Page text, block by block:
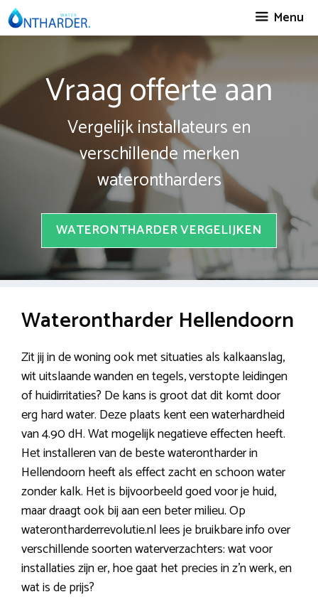
Spring
naar
Menu
Vraag offerte aan
Vergelijk installateurs en
verschillende merken
waterontharders
WATERONTHARDER VERGELIJKEN
Waterontharder Hellendoorn
Zit jij in de woning ook met situaties als kalkaanslag,
wit uitslaande wanden en tegels, verstopte leidingen
of huidirritaties? De kans is groot dat dit komt door
erg hard water. Deze plaats kent een waterhardheid
van 4.90 dH. Wat mogelijk negatieve effecten heeft.
Het installeren van de beste waterontharder in
Hellendoorn heeft als effect zacht en schoon water
zonder kalk. Het is bijvoorbeeld goed voor je huid,
maar draagt ook bij aan een beter milieu. Op
waterontharderrevolutie.nl lees je bruikbare info over
verschillende soorten waterverzachters: wat voor
installaties zijn er, hoe gaat het precies in z’n werk, en
wat is de prijs?